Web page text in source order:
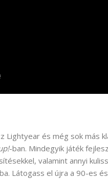
Lightyear és még sok más
-ban. Mindegyik játék
valamint annyi
Látogass el újra a 90-es